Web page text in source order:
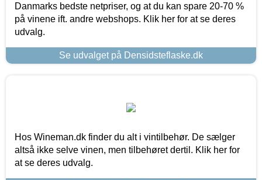
Danmarks bedste netpriser, og at du kan spare 20-70 %
på vinene ift. andre webshops. Klik her for at se deres
udvalg.
Se udvalget på Densidsteflaske.dk
Hos Wineman.dk finder du alt i vintilbehør. De sælger
altså ikke selve vinen, men tilbehøret dertil. Klik her for
at se deres udvalg.